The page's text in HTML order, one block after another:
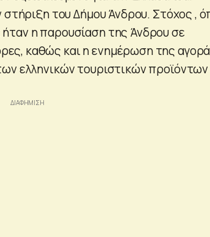
του Δήμου Άνδρου. Στόχος ,
η παρουσίαση της Άνδρου σε
καθώς και η ενημέρωση της
ελληνικών τουριστικών προϊόντων